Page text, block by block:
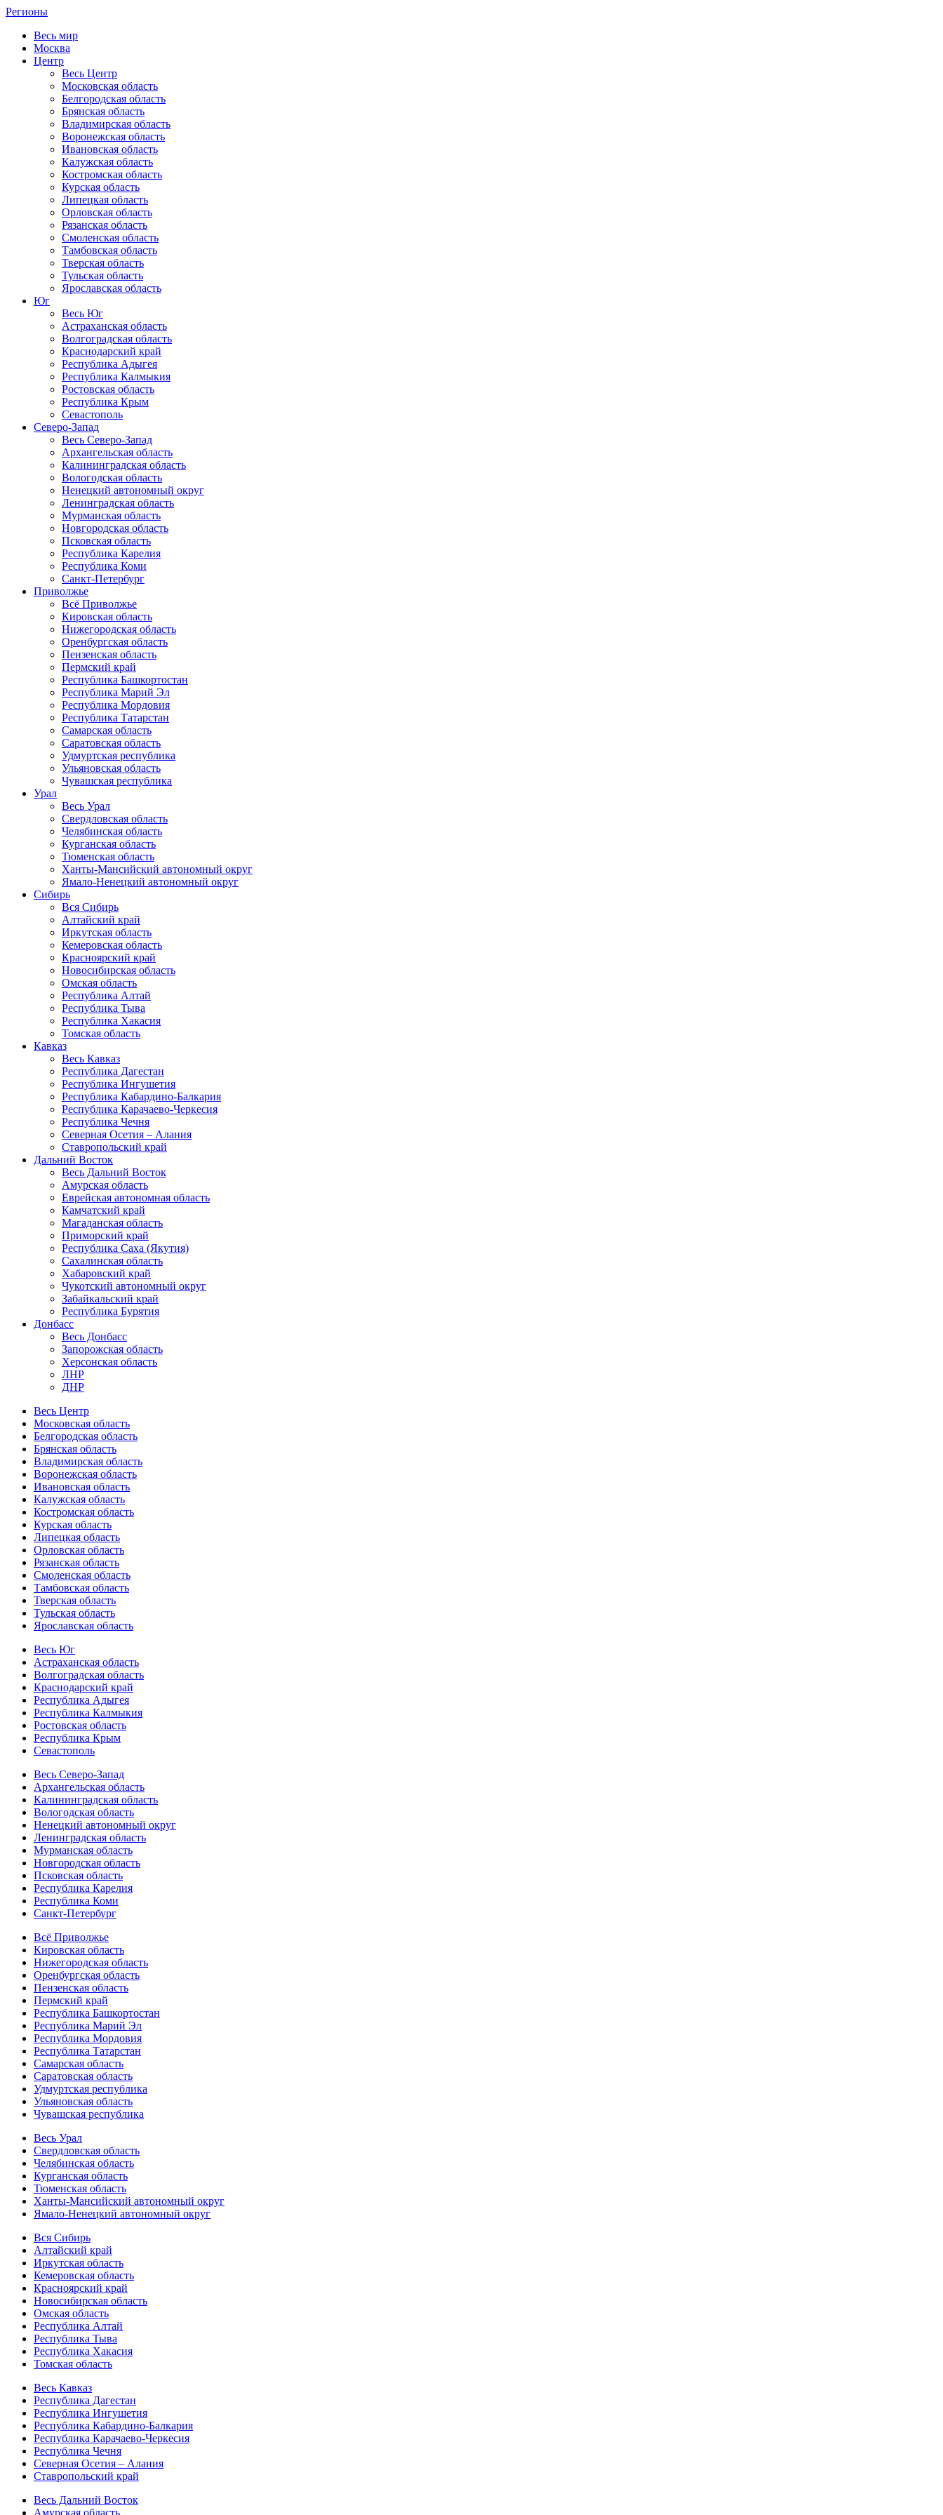
Регионы
Весь мир
Москва
Центр
Весь Центр
Московская область
Белгородская область
Брянская область
Владимирская область
Воронежская область
Ивановская область
Калужская область
Костромская область
Курская область
Липецкая область
Орловская область
Рязанская область
Смоленская область
Тамбовская область
Тверская область
Тульская область
Ярославская область
Юг
Весь Юг
Астраханская область
Волгоградская область
Краснодарский край
Республика Адыгея
Республика Калмыкия
Ростовская область
Республика Крым
Севастополь
Северо-Запад
Весь Северо-Запад
Архангельская область
Калининградская область
Вологодская область
Ненецкий автономный округ
Ленинградская область
Мурманская область
Новгородская область
Псковская область
Республика Карелия
Республика Коми
Санкт-Петербург
Приволжье
Всё Приволжье
Кировская область
Нижегородская область
Оренбургская область
Пензенская область
Пермский край
Республика Башкортостан
Республика Марий Эл
Республика Мордовия
Республика Татарстан
Самарская область
Саратовская область
Удмуртская республика
Ульяновская область
Чувашская республика
Урал
Весь Урал
Свердловская область
Челябинская область
Курганская область
Тюменская область
Ханты-Мансийский автономный округ
Ямало-Ненецкий автономный округ
Сибирь
Вся Сибирь
Алтайский край
Иркутская область
Кемеровская область
Красноярский край
Новосибирская область
Омская область
Республика Алтай
Республика Тыва
Республика Хакасия
Томская область
Кавказ
Весь Кавказ
Республика Дагестан
Республика Ингушетия
Республика Кабардино-Балкария
Республика Карачаево-Черкесия
Республика Чечня
Северная Осетия – Алания
Ставропольский край
Дальний Восток
Весь Дальний Восток
Амурская область
Еврейская автономная область
Камчатский край
Магаданская область
Приморский край
Республика Саха (Якутия)
Сахалинская область
Хабаровский край
Чукотский автономный округ
Забайкальский край
Республика Бурятия
Донбасс
Весь Донбасс
Запорожская область
Херсонская область
ЛНР
ДНР
Весь Центр
Московская область
Белгородская область
Брянская область
Владимирская область
Воронежская область
Ивановская область
Калужская область
Костромская область
Курская область
Липецкая область
Орловская область
Рязанская область
Смоленская область
Тамбовская область
Тверская область
Тульская область
Ярославская область
Весь Юг
Астраханская область
Волгоградская область
Краснодарский край
Республика Адыгея
Республика Калмыкия
Ростовская область
Республика Крым
Севастополь
Весь Северо-Запад
Архангельская область
Калининградская область
Вологодская область
Ненецкий автономный округ
Ленинградская область
Мурманская область
Новгородская область
Псковская область
Республика Карелия
Республика Коми
Санкт-Петербург
Всё Приволжье
Кировская область
Нижегородская область
Оренбургская область
Пензенская область
Пермский край
Республика Башкортостан
Республика Марий Эл
Республика Мордовия
Республика Татарстан
Самарская область
Саратовская область
Удмуртская республика
Ульяновская область
Чувашская республика
Весь Урал
Свердловская область
Челябинская область
Курганская область
Тюменская область
Ханты-Мансийский автономный округ
Ямало-Ненецкий автономный округ
Вся Сибирь
Алтайский край
Иркутская область
Кемеровская область
Красноярский край
Новосибирская область
Омская область
Республика Алтай
Республика Тыва
Республика Хакасия
Томская область
Весь Кавказ
Республика Дагестан
Республика Ингушетия
Республика Кабардино-Балкария
Республика Карачаево-Черкесия
Республика Чечня
Северная Осетия – Алания
Ставропольский край
Весь Дальний Восток
Амурская область